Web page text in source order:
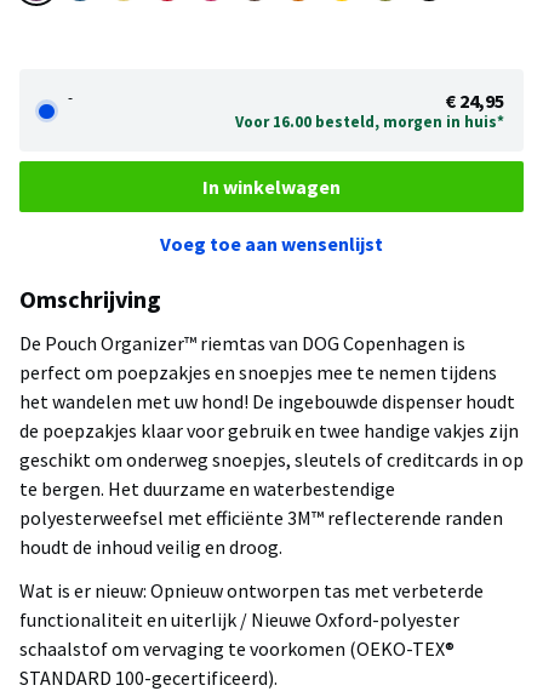
- € 24,95
Voor 16.00 besteld, morgen in huis*
In winkelwagen
Voeg toe aan wensenlijst
Omschrijving
De Pouch Organizer™ riemtas van DOG Copenhagen is
perfect om poepzakjes en snoepjes mee te nemen tijdens
het wandelen met uw hond! De ingebouwde dispenser houdt
de poepzakjes klaar voor gebruik en twee handige vakjes zijn
geschikt om onderweg snoepjes, sleutels of creditcards in op
te bergen. Het duurzame en waterbestendige
polyesterweefsel met efficiënte 3M™ reflecterende randen
houdt de inhoud veilig en droog.
Wat is er nieuw: Opnieuw ontworpen tas met verbeterde
functionaliteit en uiterlijk / Nieuwe Oxford-polyester
schaalstof om vervaging te voorkomen (OEKO-TEX®
STANDARD 100-gecertificeerd).